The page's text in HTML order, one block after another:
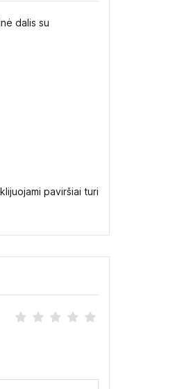
dalis su
paviršiai turi